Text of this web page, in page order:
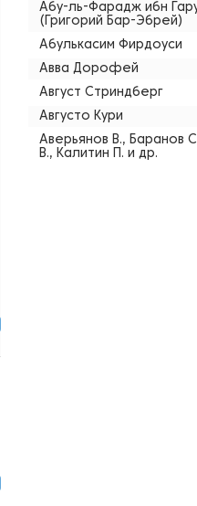
Абу-ль-Фарадж ибн
(Григорий Бар-Эбрей)
Абулькасим Фирдоуси
Авва Дорофей
Август Стриндберг
Августо Кури
Аверьянов В., Баранов
В., Калитин П. и др.